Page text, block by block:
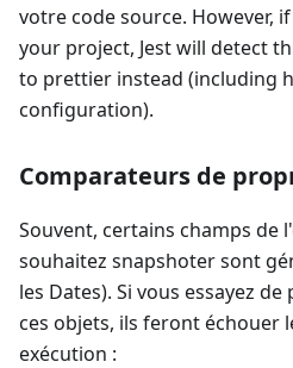
votre code source. However,
your project, Jest will detect
to prettier instead (including
configuration).
Comparateurs de
Souvent, certains champs de
souhaitez snapshoter sont
les Dates). Si vous essayez
ces objets, ils feront échouer
exécution :